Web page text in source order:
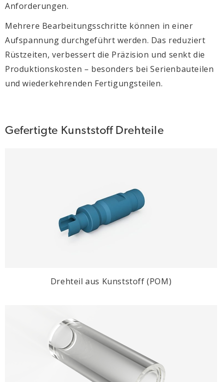
Anforderungen.
Mehrere Bearbeitungsschritte können in einer
Aufspannung durchgeführt werden. Das reduziert
Rüstzeiten, verbessert die Präzision und senkt die
Produktionskosten – besonders bei Serienbauteilen
und wiederkehrenden Fertigungsteilen.
Gefertigte Kunststoff Drehteile
Drehteil aus Kunststoff (POM)